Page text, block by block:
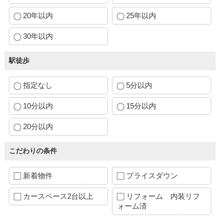
20年以内 25年以内
30年以内
駅徒歩
指定なし 5分以内
10分以内 15分以内
20分以内
こだわりの条件
新着物件 プライスダウン
カースペース2台以上
リフォーム 内装リフ
ォーム済